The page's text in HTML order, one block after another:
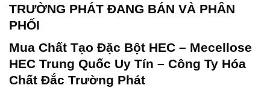
TRƯỜNG PHÁT ĐANG BÁN VÀ PHÂN
PHỐI
Mua Chất Tạo Đặc Bột HEC – Mecellose
HEC Trung Quốc Uy Tín – Công Ty Hóa
Chất Đắc Trường Phát